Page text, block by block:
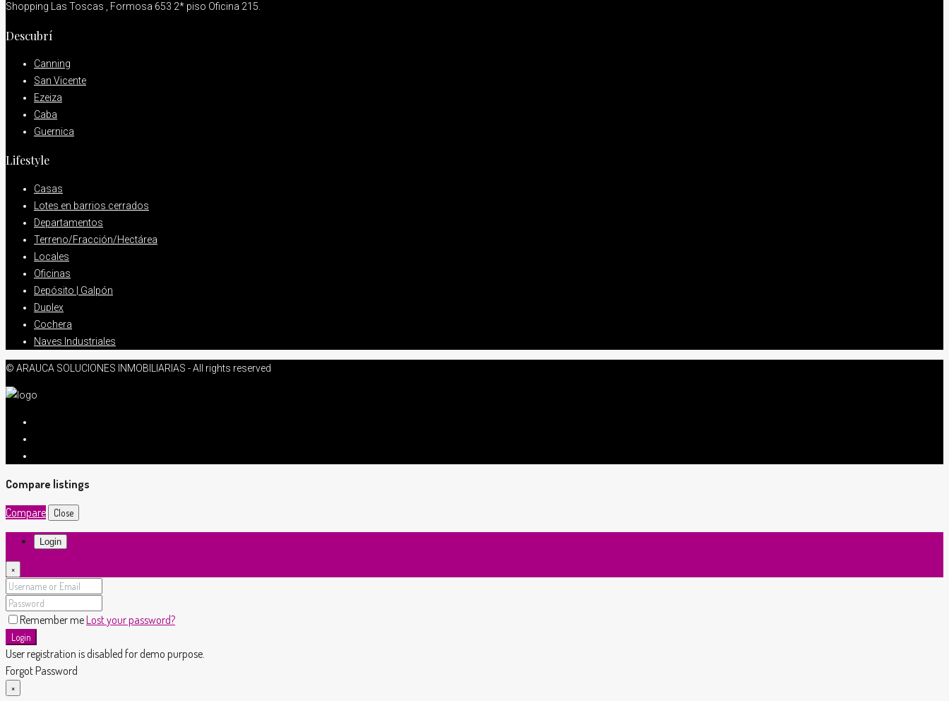
Shopping Las Toscas , Formosa 653 2* piso Oficina 215.
Descubrí
Canning
San Vicente
Ezeiza
Caba
Guernica
Lifestyle
Casas
Lotes en barrios cerrados
Departamentos
Terreno/Fracción/Hectárea
Locales
Oficinas
Depósito | Galpón
Duplex
Cochera
Naves Industriales
© ARAUCA SOLUCIONES INMOBILIARIAS - All rights reserved
Compare listings
Compare
Close
Login
×
Remember meLost your password?
Login
User registration is disabled for demo purpose.
Forgot Password
×